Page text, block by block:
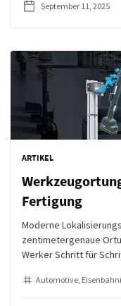
September 11, 2025
ARTIKEL
Fertigung
Moderne
zentimetergenaue
Werker Schritt für
Automotive